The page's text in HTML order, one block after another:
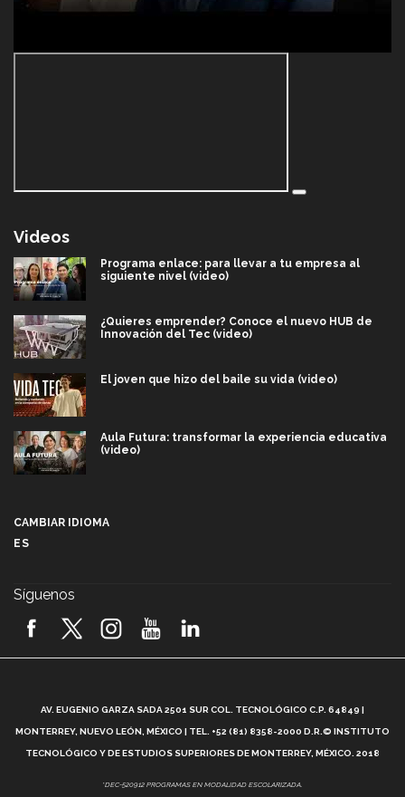
Videos
Programa enlace: para llevar a tu empresa al
siguiente nivel (video)
¿Quieres emprender? Conoce el nuevo HUB de
Innovación del Tec (video)
El joven que hizo del baile su vida (video)
Aula Futura: transformar la experiencia educativa
(video)
2026! (video)
¿Cómo es el Modelo Educativo Tec? (video)
Vida Tec: Feminismo e Inteligencia Artificial, Paola
CAMBIAR IDIOMA
ES
Síguenos
AV. EUGENIO GARZA SADA 2501 SUR COL. TECNOLÓGICO C.P. 64849 |
MONTERREY, NUEVO LEÓN, MÉXICO | TEL. +52 (81) 8358-2000 D.R.© INSTITUTO
TECNOLÓGICO Y DE ESTUDIOS SUPERIORES DE MONTERREY, MÉXICO. 2018
*DEC-520912 PROGRAMAS EN MODALIDAD ESCOLARIZADA.